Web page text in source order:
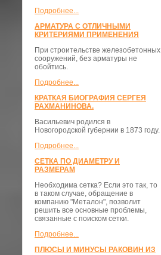
Подробнее...
АРМАТУРА С ОТЛИЧНЫМИ
КРИТЕРИЯМИ ПРИМЕНЕНИЯ
При строительстве железобетонных
сооружений, без арматуры не
обойтись.
Подробнее...
КРАТКАЯ БИОГРАФИЯ СЕРГЕЯ
РАХМАНИНОВА.
Васильевич родился в
Новогородской губернии в 1873 году.
Подробнее...
СЕТКА ПО ДИАМЕТРУ И
РАЗМЕРАМ
Необходима сетка? Если это так, то
в таком случае, обращение в
компанию "Металон", позволит
решить все основные проблемы,
связанные с поиском сетки.
Подробнее...
ПЛЮСЫ И МИНУСЫ РАКОВИН ИЗ